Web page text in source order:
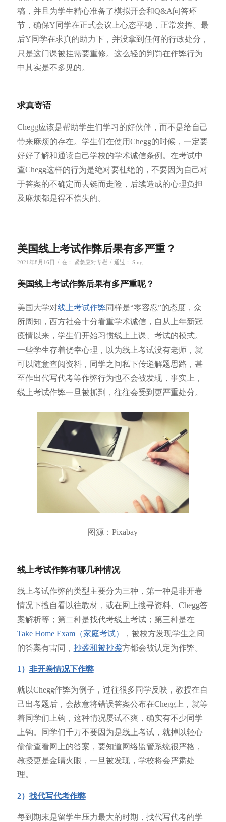
稿，并且为学生精心准备了模拟开会和Q&A问答环
节，确保Y同学在正式会议上心态平稳，正常发挥。最
后Y同学在求真的助力下，并没拿到任何的行政处分，
只是这门课被挂需要重修。这么轻的判罚在作弊行为
中其实是不多见的。
求真寄语
Chegg应该是帮助学生们学习的好伙伴，而不是给自己
带来麻烦的存在。学生们在使用Chegg的时候，一定要
好好了解和通读自己学校的学术诚信条例。在考试中
查Chegg这样的行为是绝对要杜绝的，不要因为自己对
于答案的不确定而去铤而走险，后续造成的心理负担
及麻烦都是得不偿失的。
美国线上考试作弊后果有多严重？
2021年8月16日 / 在： 紧急应对专栏 / 通过： Sing
美国线上考试作弊后果有多严重呢？
美国大学对线上考试作弊同样是“零容忍”的态度，众
所周知，西方社会十分看重学术诚信，自从上年新冠
疫情以来，学生们开始习惯线上上课、考试的模式。
一些学生存着侥幸心理，以为线上考试没有老师，就
可以随意查阅资料，同学之间私下传递解题思路，甚
至作出代写代考等作弊行为也不会被发现，事实上，
线上考试作弊一旦被抓到，往往会受到更严重处分。
图源：Pixabay
线上考试作弊有哪几种情况
线上考试作弊的类型主要分为三种，第一种是非开卷
情况下擅自看以往教材，或在网上搜寻资料、Chegg答
案解析等；第二种是找代考线上考试；第三种是在
Take Home Exam（家庭考试）
，被校方发现学生之间
的答案有雷同， 抄袭和被抄袭方都会被认定为作弊。
1） 非开卷情况下作弊
就以Chegg作弊为例子，过往很多同学反映，教授在自
己出考题后，会故意将错误答案公布在Chegg上，就等
着同学们上钩，这种情况屡试不爽，确实有不少同学
上钩。同学们千万不要因为是线上考试，就掉以轻心
偷偷查看网上的答案，要知道网络监管系统很严格，
教授更是金睛火眼，一旦被发现，学校将会严肃处
理。
2） 找代写代考作弊
每到期末是留学生压力最大的时期，找代写代考的学